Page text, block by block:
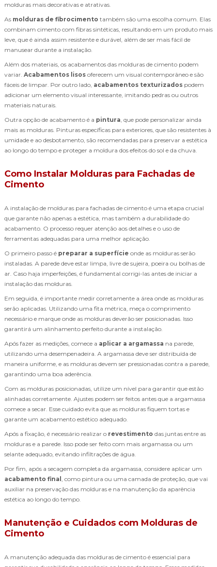
molduras mais decorativas e atrativas.
As molduras de fibrocimento também são uma escolha comum. Elas
combinam cimento com fibras sintéticas, resultando em um produto mais
leve, que é ainda assim resistente e durável, além de ser mais fácil de
manusear durante a instalação.
Além dos materiais, os acabamentos das molduras de cimento podem
variar. Acabamentos lisos oferecem um visual contemporâneo e são
fáceis de limpar. Por outro lado, acabamentos texturizados podem
adicionar um elemento visual interessante, imitando pedras ou outros
materiais naturais.
Outra opção de acabamento é a pintura , que pode personalizar ainda
mais as molduras. Pinturas específicas para exteriores, que são resistentes à
umidade e ao desbotamento, são recomendadas para preservar a estética
ao longo do tempo e proteger a moldura dos efeitos do sol e da chuva.
Como Instalar Molduras para Fachadas de
Cimento
A instalação de molduras para fachadas de cimento é uma etapa crucial
que garante não apenas a estética, mas também a durabilidade do
acabamento. O processo requer atenção aos detalhes e o uso de
ferramentas adequadas para uma melhor aplicação.
O primeiro passo é preparar a superfície onde as molduras serão
instaladas. A parede deve estar limpa, livre de sujeira, poeira ou bolhas de
ar. Caso haja imperfeições, é fundamental corrigi-las antes de iniciar a
instalação das molduras.
Em seguida, é importante medir corretamente a área onde as molduras
serão aplicadas. Utilizando uma fita métrica, meça o comprimento
necessário e marque onde as molduras deverão ser posicionadas. Isso
garantirá um alinhamento perfeito durante a instalação.
Após fazer as medições, comece a aplicar a argamassa na parede,
utilizando uma desempenadeira. A argamassa deve ser distribuída de
maneira uniforme, e as molduras devem ser pressionadas contra a parede,
garantindo uma boa aderência.
Com as molduras posicionadas, utilize um nível para garantir que estão
alinhadas corretamente. Ajustes podem ser feitos antes que a argamassa
comece a secar. Esse cuidado evita que as molduras fiquem tortas e
garante um acabamento estético adequado.
Após a fixação, é necessário realizar o revestimento das juntas entre as
molduras e a parede. Isso pode ser feito com mais argamassa ou um
selante adequado, evitando infiltrações de água.
Por fim, após a secagem completa da argamassa, considere aplicar um
acabamento final , como pintura ou uma camada de proteção, que vai
auxiliar na preservação das molduras e na manutenção da aparência
estética ao longo do tempo.
Manutenção e Cuidados com Molduras de
Cimento
A manutenção adequada das molduras de cimento é essencial para